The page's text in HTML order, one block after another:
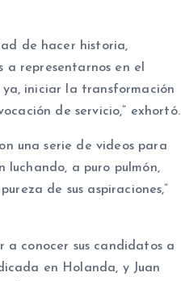
de hacer historia,
representarnos en el
iniciar la transformación
de servicio,” exhortó.
una serie de videos para
luchando, a puro pulmón,
de sus aspiraciones,”
conocer sus candidatos a
en Holanda, y Juan